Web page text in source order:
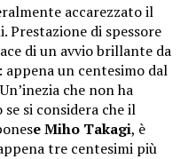
accarezzato il
Prestazione di spessore
di un avvio brillante da
appena un centesimo dal
che non ha
si considera che il
e Miho Takagi, è
tre centesimi più